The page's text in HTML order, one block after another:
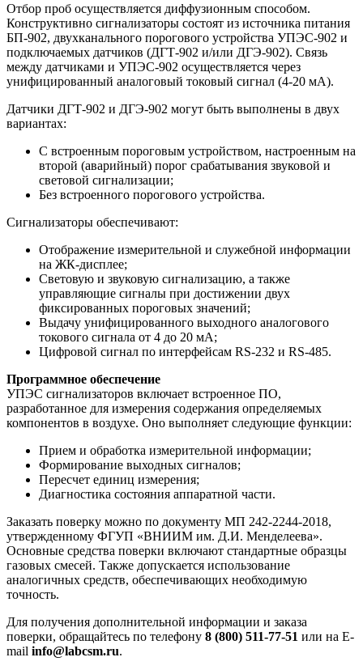
Отбор проб осуществляется диффузионным способом.
Конструктивно сигнализаторы состоят из источника питания
БП-902, двухканального порогового устройства УПЭС-902 и
подключаемых датчиков (ДГТ-902 и/или ДГЭ-902). Связь
между датчиками и УПЭС-902 осуществляется через
унифицированный аналоговый токовый сигнал (4-20 мА).
Датчики ДГТ-902 и ДГЭ-902 могут быть выполнены в двух
вариантах:
С встроенным пороговым устройством, настроенным на
второй (аварийный) порог срабатывания звуковой и
световой сигнализации;
Без встроенного порогового устройства.
Сигнализаторы обеспечивают:
Отображение измерительной и служебной информации
на ЖК-дисплее;
Световую и звуковую сигнализацию, а также
управляющие сигналы при достижении двух
фиксированных пороговых значений;
Выдачу унифицированного выходного аналогового
токового сигнала от 4 до 20 мА;
Цифровой сигнал по интерфейсам RS-232 и RS-485.
Программное обеспечение
УПЭС сигнализаторов включает встроенное ПО,
разработанное для измерения содержания определяемых
компонентов в воздухе. Оно выполняет следующие функции:
Прием и обработка измерительной информации;
Формирование выходных сигналов;
Пересчет единиц измерения;
Диагностика состояния аппаратной части.
Заказать поверку можно по документу МП 242-2244-2018,
утвержденному ФГУП «ВНИИМ им. Д.И. Менделеева».
Основные средства поверки включают стандартные образцы
газовых смесей. Также допускается использование
аналогичных средств, обеспечивающих необходимую
точность.
Для получения дополнительной информации и заказа
поверки, обращайтесь по телефону 8 (800) 511-77-51 или на E-
mail info@labcsm.ru.